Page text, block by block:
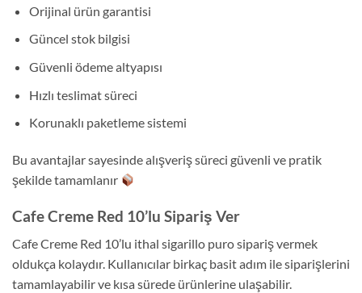
Orijinal ürün garantisi
Güncel stok bilgisi
Güvenli ödeme altyapısı
Hızlı teslimat süreci
Korunaklı paketleme sistemi
Bu avantajlar sayesinde alışveriş süreci güvenli ve pratik
şekilde tamamlanır
Cafe Creme Red 10’lu Sipariş Ver
Cafe Creme Red 10’lu ithal sigarillo puro sipariş vermek
oldukça kolaydır. Kullanıcılar birkaç basit adım ile siparişlerini
tamamlayabilir ve kısa sürede ürünlerine ulaşabilir.